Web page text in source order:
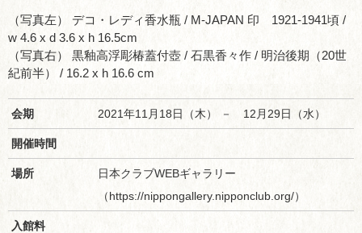
（写真左） デコ・レディ香水瓶 / M-JAPAN 印 1921-1941頃 /
w 4.6 x d 3.6 x h 16.5cm
（写真右） 黒釉高浮彫椿蓋付壺 / 石黒香々作 / 明治後期（20世
紀前半） / 16.2 x h 16.6 cm
会期 2021年11月18日（木） － 12月29日（水）
開催時間
場所
日本クラブWEBギャラリー
（https://nippongallery.nipponclub.org/）
入館料